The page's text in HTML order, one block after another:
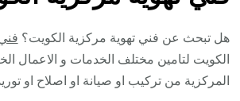
هل تبحث عن فني تهوية مركزية الكويت؟
الكويت لتامين مختلف الخدمات و الاعمال
المركزية من تركيب او صيانة او اصلاح او